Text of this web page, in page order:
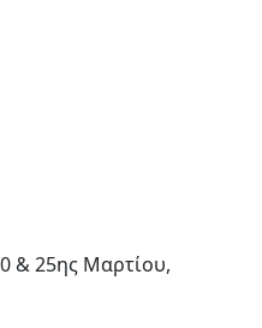
& 25ης Μαρτίου,